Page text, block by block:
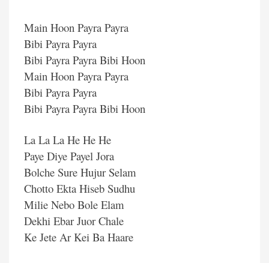
Main Hoon Payra Payra
Bibi Payra Payra
Bibi Payra Payra Bibi Hoon
Main Hoon Payra Payra
Bibi Payra Payra
Bibi Payra Payra Bibi Hoon
La La La He He He
Paye Diye Payel Jora
Bolche Sure Hujur Selam
Chotto Ekta Hiseb Sudhu
Milie Nebo Bole Elam
Dekhi Ebar Juor Chale
Ke Jete Ar Kei Ba Haare